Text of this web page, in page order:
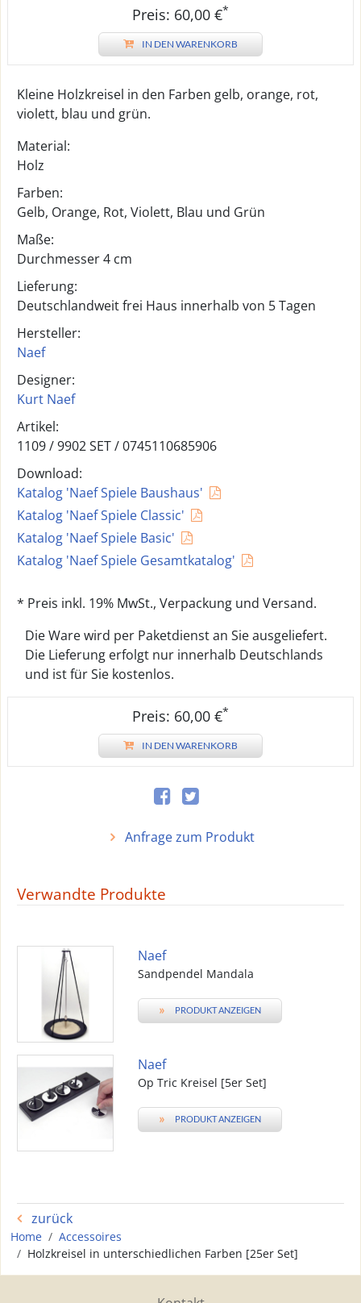
Preis: 60,00 €*
IN DEN WARENKORB
Kleine Holzkreisel in den Farben gelb, orange, rot,
violett, blau und grün.
Material:
Holz
Farben:
Gelb, Orange, Rot, Violett, Blau und Grün
Maße:
Durchmesser 4 cm
Lieferung:
Deutschlandweit frei Haus innerhalb von 5 Tagen
Hersteller:
Naef
Designer:
Kurt Naef
Artikel:
1109 /9902 SET/0745110685906
Download:
Katalog 'Naef Spiele Baushaus'
Katalog 'Naef Spiele Classic'
Katalog 'Naef Spiele Basic'
Katalog 'Naef Spiele Gesamtkatalog'
* Preis inkl. 19% MwSt., Verpackung und Versand.
Die Ware wird per Paketdienst an Sie ausgeliefert.
Die Lieferung erfolgt nur innerhalb Deutschlands
und ist für Sie kostenlos.
Preis: 60,00 €*
IN DEN WARENKORB
Anfrage zum Produkt
Verwandte Produkte
Naef
Sandpendel Mandala
» PRODUKT ANZEIGEN
Naef
Op Tric Kreisel [5er Set]
» PRODUKT ANZEIGEN
zurück
Home
Accessoires
Holzkreisel in unterschiedlichen Farben [25er Set]